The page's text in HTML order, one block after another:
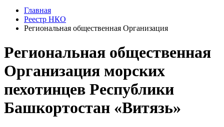
Главная
Реестр НКО
Региональная общественная Организация
Региональная общественная
Организация морских
пехотинцев Республики
Башкортостан «Витязь»